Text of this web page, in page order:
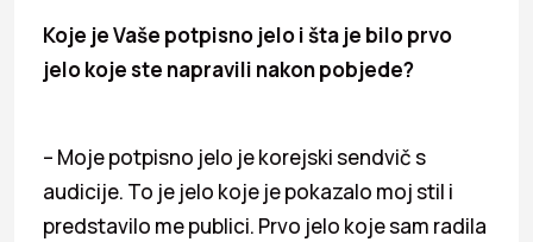
Koje je Vaše potpisno jelo i šta je bilo prvo
jelo koje ste napravili nakon pobjede?
– Moje potpisno jelo je korejski sendvič s
audicije. To je jelo koje je pokazalo moj stil i
predstavilo me publici. Prvo jelo koje sam radila